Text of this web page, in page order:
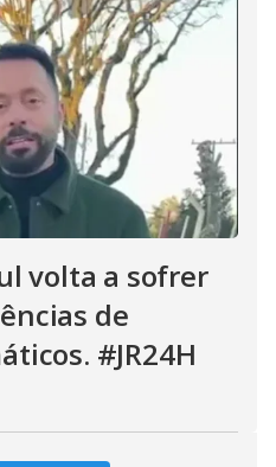
volta a sofrer
de
#JR24H